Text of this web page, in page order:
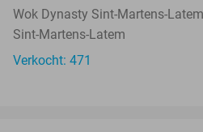
Wok Dynasty Sint-Martens-Latem
Sint-Martens-Latem
Verkocht: 471